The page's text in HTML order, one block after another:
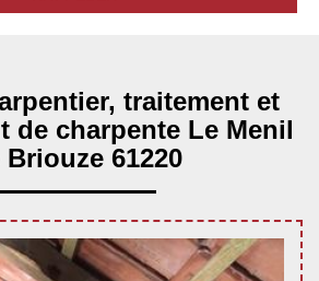
traitement et
de charpente Le Menil
Briouze 61220